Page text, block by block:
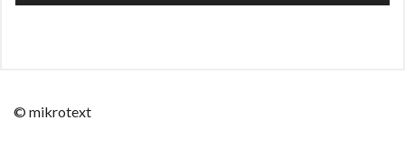
© mikrotext